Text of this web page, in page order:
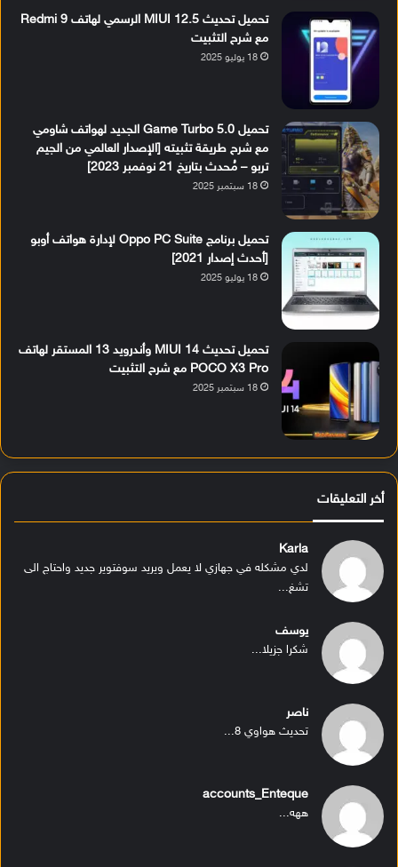
تحميل تحديث MIUI 12.5 الرسمي لهاتف Redmi 9
مع شرح التثبيت
18 يوليو 2025
تحميل Game Turbo 5.0 الجديد لهواتف شاومي
مع شرح طريقة تثبيته [الإصدار العالمي من الجيم
تربو – مُحدث بتاريخ 21 نوفمبر 2023]
18 سبتمبر 2025
تحميل برنامج Oppo PC Suite لإدارة هواتف أوبو
[أحدث إصدار 2021]
18 يوليو 2025
تحميل تحديث MIUI 14 وأندرويد 13 المستقر لهاتف
POCO X3 Pro مع شرح التثبيت
18 سبتمبر 2025
أخر التعليقات
Karla
لدي مشكله في جهازي لا يعمل ويريد سوفتوير جديد واحتاج الى
تشغ...
يوسف
شكرا جزيلا...
ناصر
تحديث هواوي 8...
accounts_Enteque
ههه...